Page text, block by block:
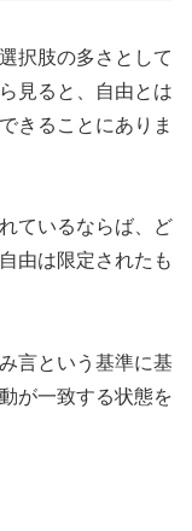
択肢の多さとして
見ると、自由とは
きることにありま
ているならば、ど
由は限定されたも
言という基準に基
が一致する状態を